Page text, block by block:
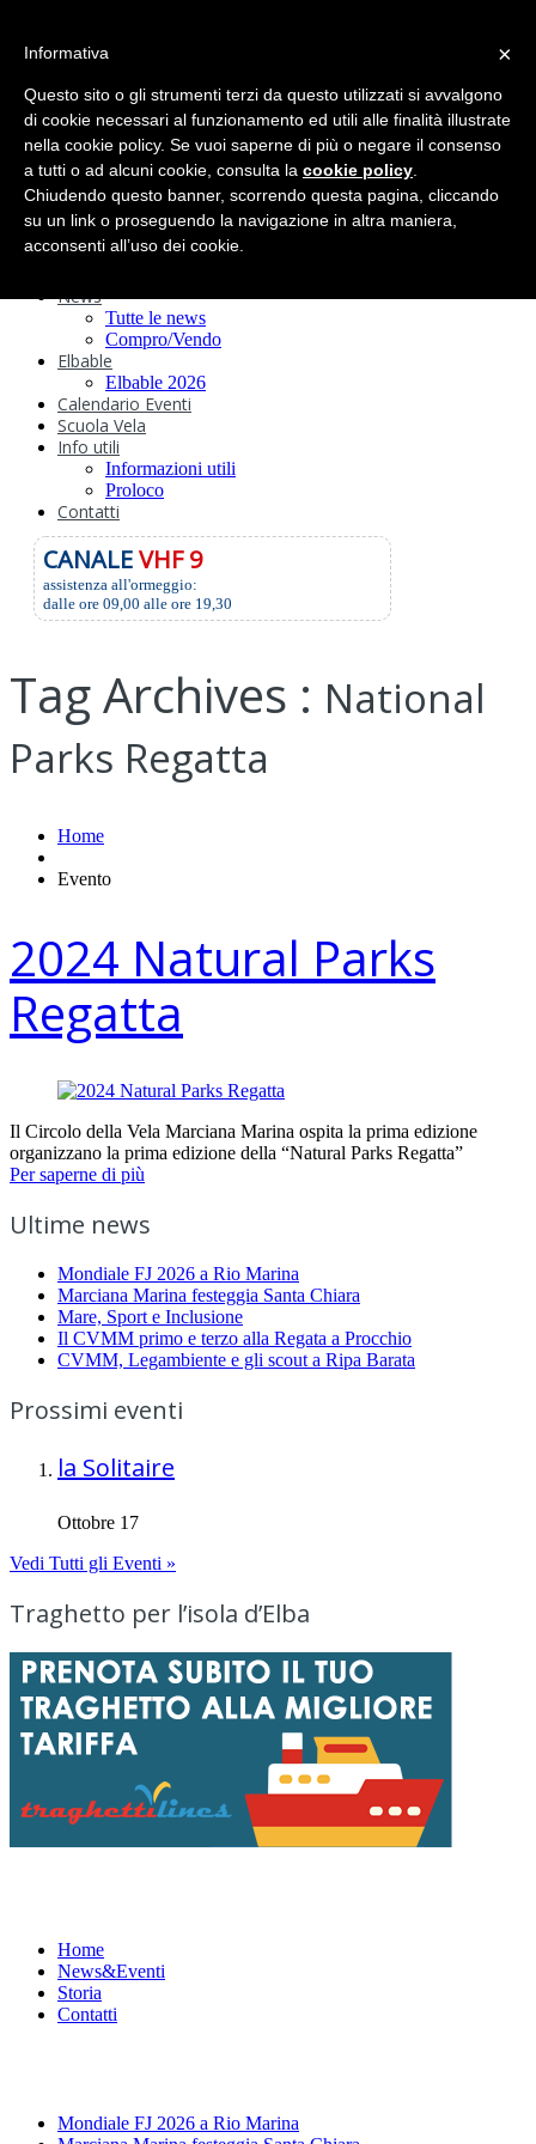
Circolo
Statuto e
Regolamenti
Storia
Ormeggi
Sede e Servizi
Attività
Safeguarding
News
Tutte le news
Compro/Vendo
Elbable
Elbable 2026
Calendario Eventi
Scuola Vela
Info utili
Informazioni utili
Proloco
Contatti
CANALEVHF 9
assistenza all'ormeggio:
dalle ore 09,00 alle ore 19,30
Tag Archives : National
Parks Regatta
Home
Evento
2024 Natural Parks
Regatta
Il Circolo della Vela Marciana Marina ospita la prima edizione
organizzano la prima edizione della “Natural Parks Regatta”
Per saperne di più
Ultime news
Mondiale FJ 2026 a Rio Marina
Marciana Marina festeggia Santa Chiara
Mare, Sport e Inclusione
Il CVMM primo e terzo alla Regata a Procchio
CVMM, Legambiente e gli scout a Ripa Barata
Prossimi eventi
la Solitaire
Ottobre 17
Vedi Tutti gli Eventi »
Traghetto per l’isola d’Elba
Home
News&Eventi
Storia
Contatti
Mondiale FJ 2026 a Rio Marina
×
Informativa
Questo sito o gli strumenti terzi da questo utilizzati si avvalgono
di cookie necessari al funzionamento ed utili alle finalità illustrate
nella cookie policy. Se vuoi saperne di più o negare il consenso
a tutti o ad alcuni cookie, consulta la cookie policy
Chiudendo questo banner, scorrendo questa pagina, cliccando
su un link o proseguendo la navigazione in altra maniera,
acconsenti all’uso dei cookie.